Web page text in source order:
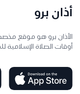
أذان برو
الأذان برو هو موقع
أوقات الصلاة الإسلامية